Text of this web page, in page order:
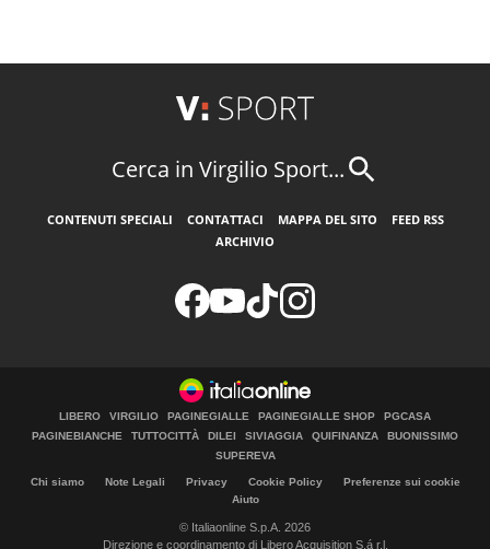
Cerca in Virgilio Sport...
CONTENUTI SPECIALI CONTATTACI MAPPA DEL SITO
FEED RSS
ARCHIVIO
LIBERO VIRGILIO PAGINEGIALLE PAGINEGIALLE SHOP
PGCASA
PAGINEBIANCHE
TUTTOCITTÀ DILEI SIVIAGGIA QUIFINANZA
BUONISSIMO
SUPEREVA
Chi siamo Note Legali Privacy Cookie Policy
Preferenze sui cookie
Aiuto
© Italiaonline S.p.A. 2026
Direzione e coordinamento di Libero Acquisition S.á r.l.